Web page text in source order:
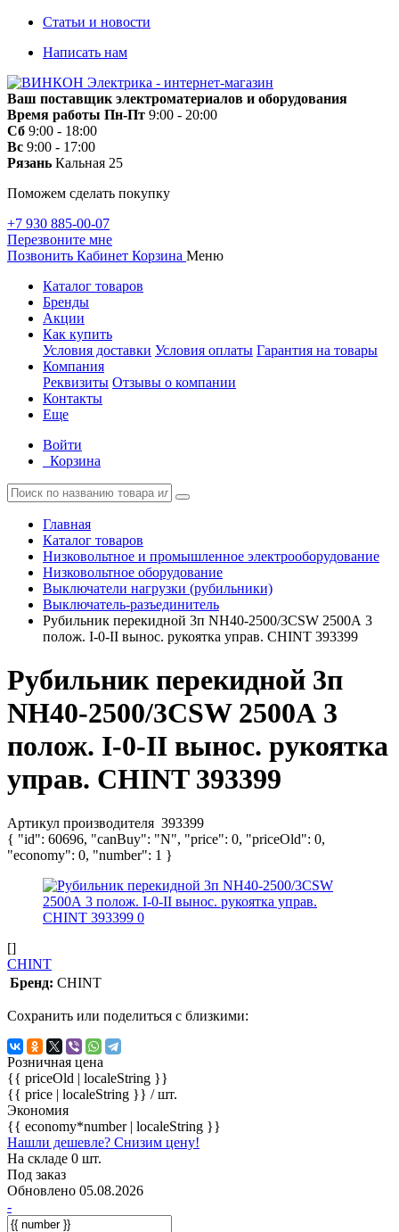
Статьи и новости
Написать нам
Ваш поставщик электроматериалов и оборудования
Время работы Пн-Пт 9:00 - 20:00
Сб 9:00 - 18:00
Вс 9:00 - 17:00
Рязань Кальная 25
Поможем сделать покупку
+7 930 885-00-07
Перезвоните мне
Позвонить Кабинет Корзина Меню
Каталог товаров
Бренды
Акции
Как купить
Условия доставки Условия оплаты Гарантия на товары
Компания
Реквизиты Отзывы о компании
Контакты
Еще
Войти
Корзина
Главная
Каталог товаров
Низковольтное и промышленное электрооборудование
Низковольтное оборудование
Выключатели нагрузки (рубильники)
Выключатель-разъединитель
Рубильник перекидной 3п NH40-2500/3CSW 2500А 3
полож. I-0-II вынос. рукоятка управ. CHINT 393399
Рубильник перекидной 3п
NH40-2500/3CSW 2500А 3
полож. I-0-II вынос. рукоятка
управ. CHINT 393399
Артикул производителя 393399
{ "id": 60696, "canBuy": "N", "price": 0, "priceOld": 0,
"economy": 0, "number": 1 }
[]
CHINT
Бренд: CHINT
Сохранить или поделиться с близкими:
Розничная цена
{{ priceOld | localeString }}
{{ price | localeString }} / шт.
Экономия
{{ economy*number | localeString }}
Нашли дешевле? Снизим цену!
На складе 0 шт.
Под заказ
Обновлено 05.08.2026
-